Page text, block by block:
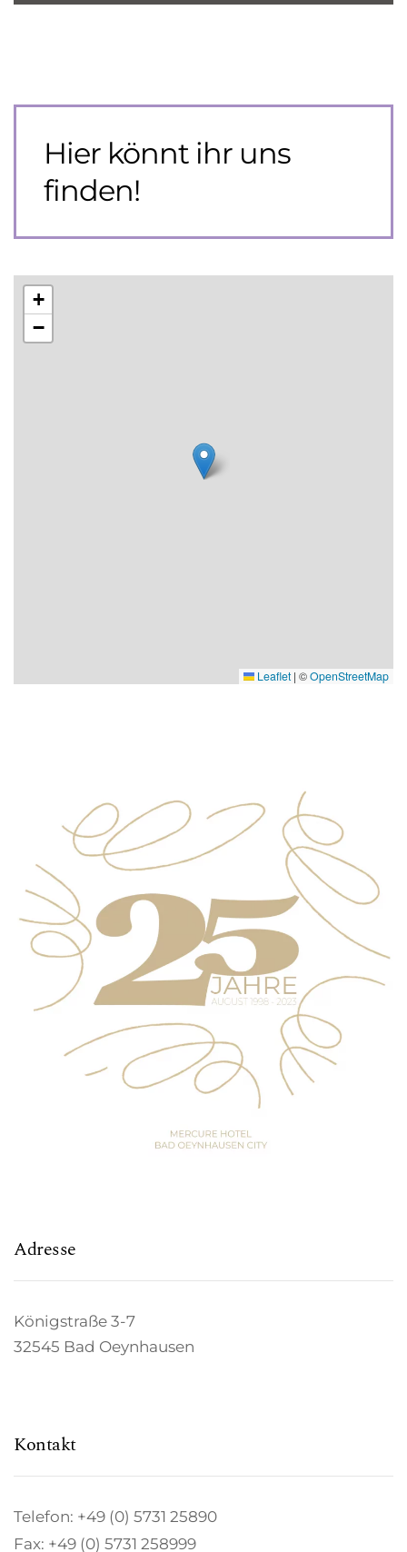
Hier könnt ihr uns
finden!
+
−
Leaflet | ©OpenStreetMap
Adresse
Königstraße 3-7
32545 Bad Oeynhausen
Kontakt
Telefon: +49 (0) 5731 25890
Fax: +49 (0) 5731 258999